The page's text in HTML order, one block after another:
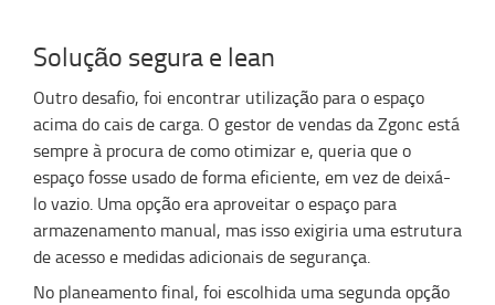
Solução segura e lean
Outro desafio, foi encontrar utilização para o espaço
acima do cais de carga. O gestor de vendas da Zgonc está
sempre à procura de como otimizar e, queria que o
espaço fosse usado de forma eficiente, em vez de deixá-
lo vazio. Uma opção era aproveitar o espaço para
armazenamento manual, mas isso exigiria uma estrutura
de acesso e medidas adicionais de segurança.
No planeamento final, foi escolhida uma segunda opção